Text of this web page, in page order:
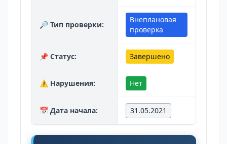
🔎 Тип проверки:
Внеплановая
проверка
📌 Статус: Завершено
⚠️ Нарушения: Нет
📅 Дата начала: 31.05.2021